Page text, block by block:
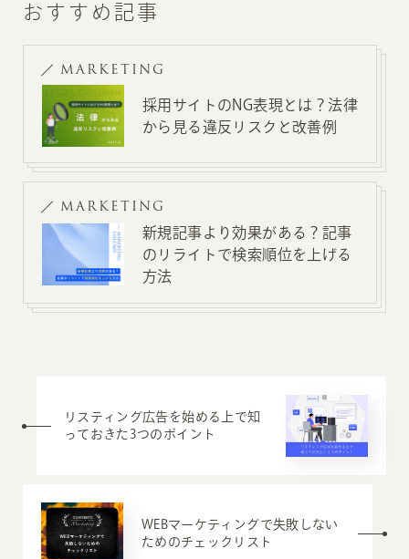
おすすめ記事
MARKETING
採用サイトのNG表現とは？法律
から見る違反リスクと改善例
MARKETING
新規記事より効果がある？記事
のリライトで検索順位を上げる
方法
リスティング広告を始める上で知
っておきた3つのポイント
WEBマーケティングで失敗しない
ためのチェックリスト